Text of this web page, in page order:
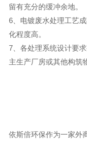
留有充分的缓冲余地。
6、电镀废水处理工艺
化程度高。
7、各处理系统设计要
主生产厂房或其他构筑
依斯倍环保作为一家外